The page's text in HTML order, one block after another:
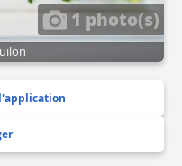
1 photo(s)